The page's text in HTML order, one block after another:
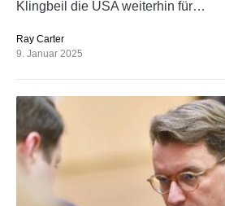
Klingbeil die USA weiterhin für…
Ray Carter
9. Januar 2025